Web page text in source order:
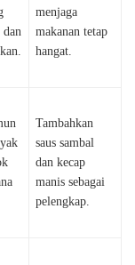
menjaga
makanan tetap
hangat.
Tambahkan
saus sambal
dan kecap
manis sebagai
pelengkap.